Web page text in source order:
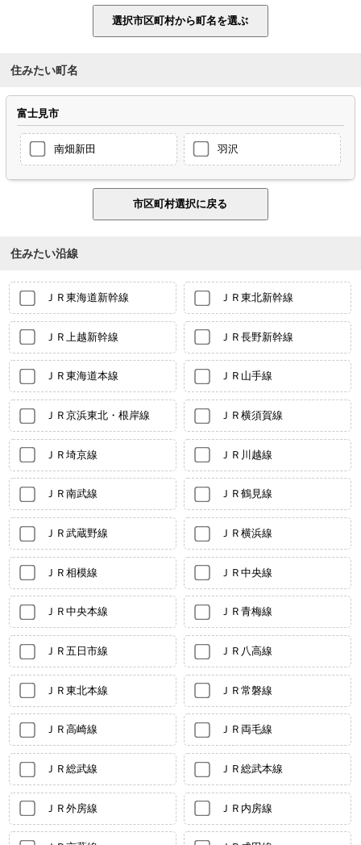
住みたい町名
富士見市
南畑新田 羽沢
住みたい沿線
ＪＲ東海道新幹線 ＪＲ東北新幹線
ＪＲ上越新幹線 ＪＲ長野新幹線
ＪＲ東海道本線 ＪＲ山手線
ＪＲ京浜東北・根岸線 ＪＲ横須賀線
ＪＲ埼京線 ＪＲ川越線
ＪＲ南武線 ＪＲ鶴見線
ＪＲ武蔵野線 ＪＲ横浜線
ＪＲ相模線 ＪＲ中央線
ＪＲ中央本線 ＪＲ青梅線
ＪＲ五日市線 ＪＲ八高線
ＪＲ東北本線 ＪＲ常磐線
ＪＲ高崎線 ＪＲ両毛線
ＪＲ総武線 ＪＲ総武本線
ＪＲ外房線 ＪＲ内房線